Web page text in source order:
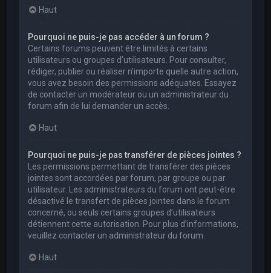
Haut
Pourquoi ne puis-je pas accéder à un forum ?
Certains forums peuvent être limités à certains
utilisateurs ou groupes d’utilisateurs. Pour consulter,
rédiger, publier ou réaliser n’importe quelle autre action,
vous avez besoin des permissions adéquates. Essayez
de contacter un modérateur ou un administrateur du
forum afin de lui demander un accès.
Haut
Pourquoi ne puis-je pas transférer de pièces jointes ?
Les permissions permettant de transférer des pièces
jointes sont accordées par forum, par groupe ou par
utilisateur. Les administrateurs du forum ont peut-être
désactivé le transfert de pièces jointes dans le forum
concerné, ou seuls certains groupes d’utilisateurs
détiennent cette autorisation. Pour plus d’informations,
veuillez contacter un administrateur du forum.
Haut